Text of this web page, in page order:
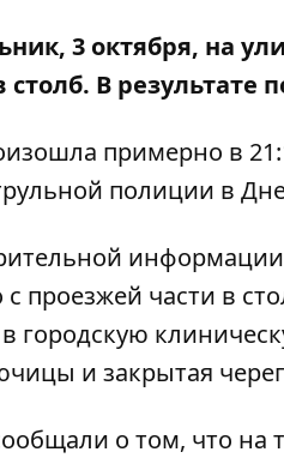
3 октября, на
столб. В результате
примерно в
полиции в
проезжей части в
городскую
и закрытая
о том, что на